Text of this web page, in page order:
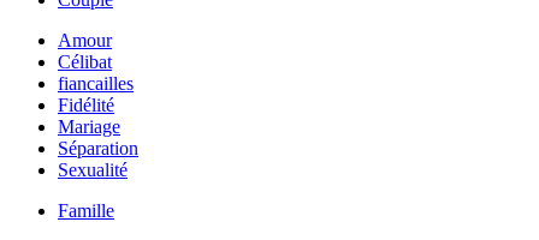
Amour
Célibat
fiancailles
Fidélité
Mariage
Séparation
Sexualité
Famille